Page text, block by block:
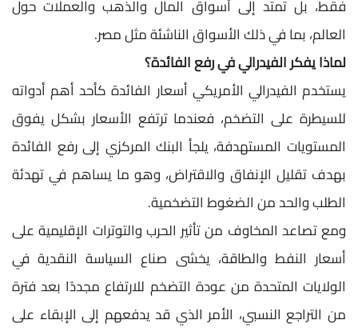
فقط، بل تمتد إلى أسواق المال والذهب والعملات حول
العالم، بما في ذلك الأسواق الناشئة مثل مصر.
لماذا يفكر الفيدرالي في رفع الفائدة؟
يستخدم الفيدرالي الأمريكي أسعار الفائدة كأحد أهم أدواته
للسيطرة على التضخم، فعندما ترتفع الأسعار بشكل يفوق
المستويات المستهدفة، يلجأ البنك المركزي إلى رفع الفائدة
بهدف تقليل الإنفاق والاقتراض، وهو ما يساهم في تهدئة
الطلب والحد من الضغوط التضخمية.
ومع تصاعد المخاوف من تأثير الحرب والتوترات الإقليمية على
أسعار النفط والطاقة، يخشى صناع السياسة النقدية في
الولايات المتحدة من عودة التضخم للارتفاع مجددًا بعد فترة
من التراجع النسبي، الأمر الذي قد يدفعهم إلى الإبقاء على